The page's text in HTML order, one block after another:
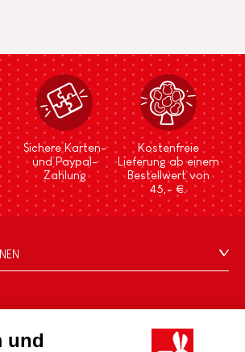
und
Sichere Karten-
und Paypal-
Zahlung
Kostenfreie
Lieferung ab einem
Bestellwert von
45,- €.